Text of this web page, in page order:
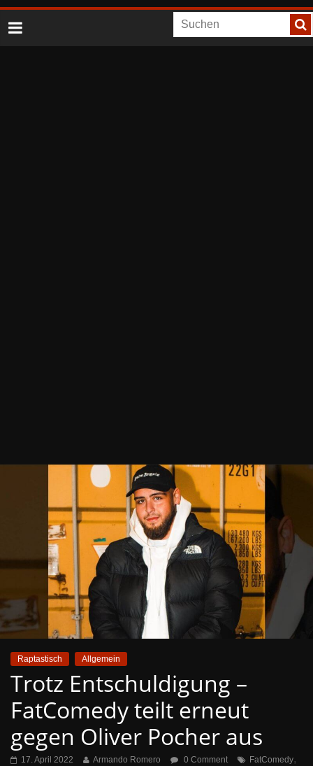
Raptastisch Allgemein
Trotz Entschuldigung –
FatComedy teilt erneut
gegen Oliver Pocher aus
17. April 2022 Armando Romero 0 Comment FatComedy,